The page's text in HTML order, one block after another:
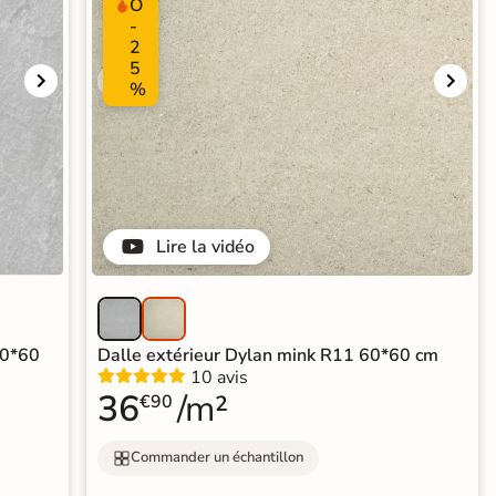
Lire la vidéo
O
-
2
5
%
Dalle extérieur Dylan mink R11 60*60 cm
10 avis
36€90 /m²
Commander un échantillon